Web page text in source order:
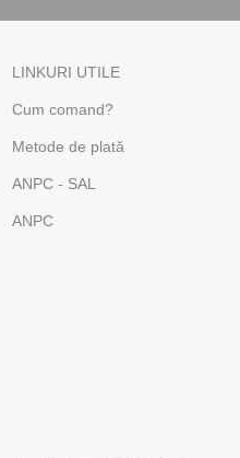
LINKURI UTILE
Cum comand?
Metode de plată
ANPC - SAL
ANPC